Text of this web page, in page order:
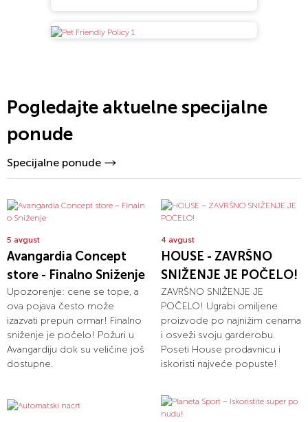
Pogledajte aktuelne specijalne
ponude
Specijalne ponude
5 avgust
Avangardia Concept
store - Finalno Sniženje
Upozorenje: cene se tope, a
ova pojava često može
izazvati prepun ormar! Finalno
sniženje je počelo! Požuri u
Avangardiju dok su veličine još
dostupne.
4 avgust
HOUSE - ZAVRŠNO
SNIŽENJE JE POČELO!
ZAVRŠNO SNIŽENJE JE
POČELO! Ugrabi omiljene
proizvode po najnižim cenama
i osveži svoju garderobu.
Poseti House prodavnicu i
iskoristi najveće popuste!